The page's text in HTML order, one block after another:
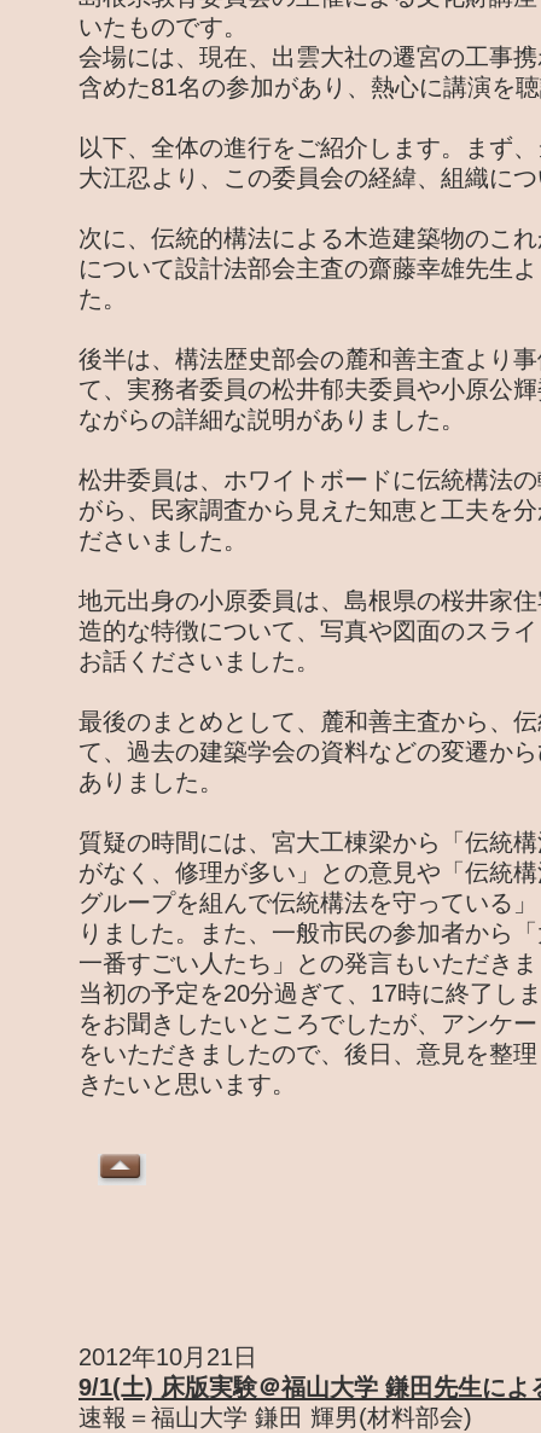
いたものです。
会場には、現在、出雲大社の遷宮の工事
含めた81名の参加があり、熱心に講演を
以下、全体の進行をご紹介します。まず
大江忍より、この委員会の経緯、組織に
次に、伝統的構法による木造建築物のこ
について設計法部会主査の齋藤幸雄先生
た。
後半は、構法歴史部会の麓和善主査より
て、実務者委員の松井郁夫委員や小原公
ながらの詳細な説明がありました。
松井委員は、ホワイトボードに伝統構法
がら、民家調査から見えた知恵と工夫を
ださいました。
地元出身の小原委員は、島根県の桜井家
造的な特徴について、写真や図面のスラ
お話くださいました。
最後のまとめとして、麓和善主査から、
て、過去の建築学会の資料などの変遷か
ありました。
質疑の時間には、宮大工棟梁から「伝統
がなく、修理が多い」との意見や「伝統
グループを組んで伝統構法を守っている
りました。また、一般市民の参加者から
一番すごい人たち」との発言もいただき
当初の予定を20分過ぎて、17時に終了し
をお聞きしたいところでしたが、アンケ
をいただきましたので、後日、意見を整
きたいと思います。
2012年10月21日
9/1(土) 床版実験＠福山大学 鎌田先生によ
速報＝福山大学 鎌田 輝男(材料部会)